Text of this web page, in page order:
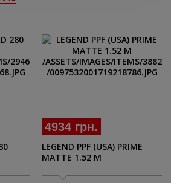
4934 грн.
LEGEND PPF (USA) PRIME
MATTE 1.52 M